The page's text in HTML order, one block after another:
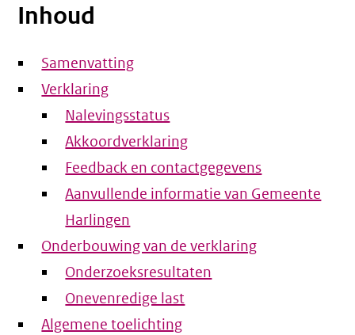
Inhoud
Samenvatting
Verklaring
Nalevingsstatus
Akkoordverklaring
Feedback en contactgegevens
Aanvullende informatie van Gemeente
Harlingen
Onderbouwing van de verklaring
Onderzoeksresultaten
Onevenredige last
Algemene toelichting